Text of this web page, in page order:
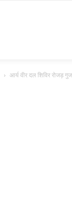
आर्य वीर दल शिविर रोजड़